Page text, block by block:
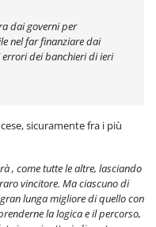
dai governi per
nel far finanziare dai
dei banchieri di ieri
sicuramente fra i più
, come tutte le altre, lasciando
vincitore. Ma ciascuno di
lunga migliore di quello con
la logica e il percorso,